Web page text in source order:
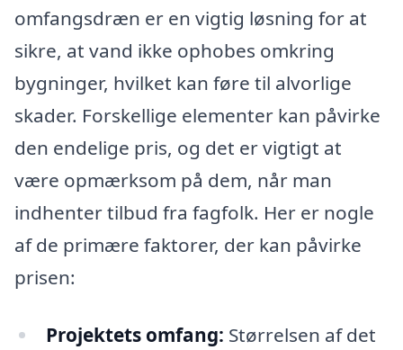
omfangsdræn er en vigtig løsning for at
sikre, at vand ikke ophobes omkring
bygninger, hvilket kan føre til alvorlige
skader. Forskellige elementer kan påvirke
den endelige pris, og det er vigtigt at
være opmærksom på dem, når man
indhenter tilbud fra fagfolk. Her er nogle
af de primære faktorer, der kan påvirke
prisen:
Projektets omfang: Størrelsen af det